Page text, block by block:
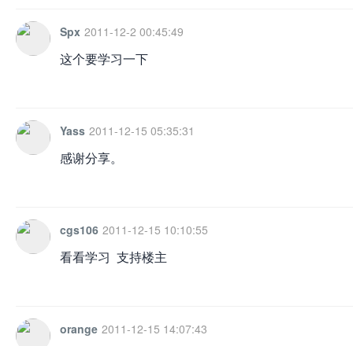
Spx 2011-12-2 00:45:49
这个要学习一下
Yass 2011-12-15 05:35:31
感谢分享。
cgs106 2011-12-15 10:10:55
看看学习 支持楼主
orange 2011-12-15 14:07:43